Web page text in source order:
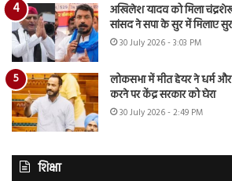
अखिलेश यादव को मिला
सांसद ने सपा के सुर में मिलाए सुर
30 July 2026 - 3:03 PM
लोकसभा में मीत हेयर ने धर्म और
करने पर केंद्र सरकार को घेरा
30 July 2026 - 2:49 PM
शिक्षा